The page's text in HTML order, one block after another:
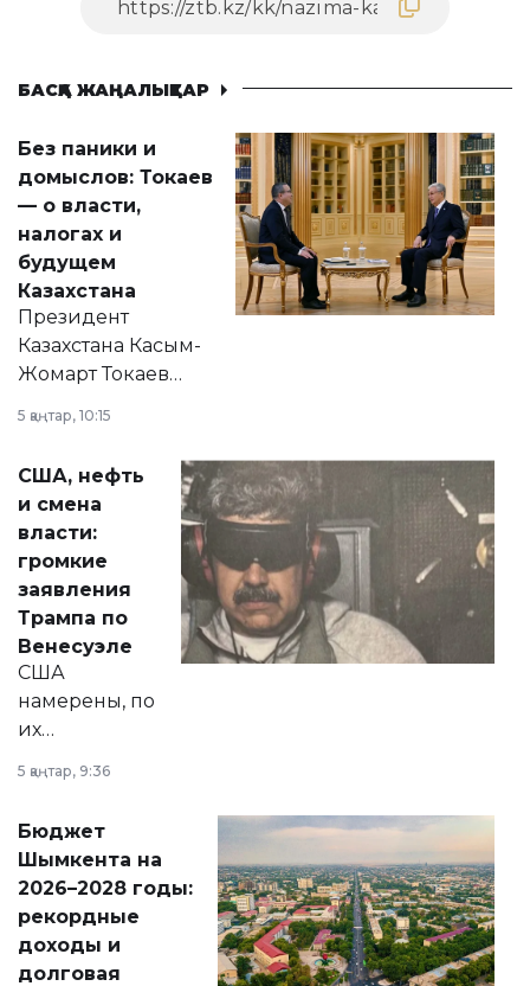
БАСҚА ЖАҢАЛЫҚТАР
Без паники и
домыслов: Токаев
— о власти,
налогах и
будущем
Казахстана
Президент
Казахстана Касым-
Жомарт Токаев
сразу несколько
актуальных тем —
от слухов о
политических
реформах до
вопросов армии,
экономики и
личного здоровья.
5 қаңтар, 10:15
США, нефть
и смена
власти:
громкие
заявления
Трампа по
Венесуэле
США
намерены, по
их
принести
народу
Венесуэлы.
5 қаңтар, 9:36
Бюджет
Шымкента на
2026–2028 годы:
рекордные
доходы и
долговая